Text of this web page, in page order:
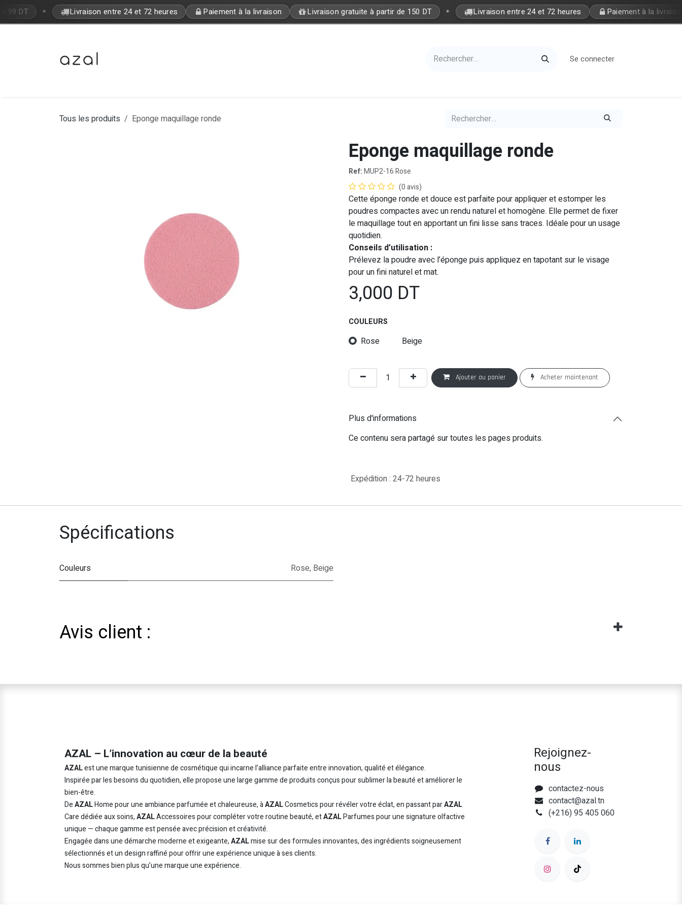
Se rendre au contenu
99 DT Livraison entre 24 et 72 heures Paiement à la livraison Livraison gratuite à partir de 150 DT Livraison entre 24 et 72 heures Paiement à la livraison
Se connecter
Tous les produits Eponge maquillage ronde
Eponge maquillage ronde
Ref:MUP2-16 Rose
(0 avis)
Cette éponge ronde et douce est parfaite pour appliquer et estomper les
poudres compactes avec un rendu naturel et homogène. Elle permet de fixer
le maquillage tout en apportant un fini lisse sans traces. Idéale pour un usage
quotidien.
Conseils d’utilisation :
Prélevez la poudre avec l’éponge puis appliquez en tapotant sur le visage
pour un fini naturel et mat.
3,000 DT
COULEURS
Rose Beige
Ajouter au panier Acheter maintenant
Plus d'informations
Ce contenu sera partagé sur toutes les pages produits.
Expédition : 24-72 heures
Spécifications
Couleurs Rose, Beige
Avis client :
Rejoignez-
nous
contactez-nous
contact@azal.tn
(+216) 95 405 060
AZAL – L’innovation au cœur de la beauté
AZALest une marque tunisienne de cosmétique qui incarne l’alliance parfaite entre innovation, qualité et élégance.
Inspirée par les besoins du quotidien, elle propose une large gamme de produits conçus pour sublimer la beauté et améliorer le
bien-être.
DeAZALHome pour une ambiance parfumée et chaleureuse, àAZALCosmetics pour révéler votre éclat, en passant parAZAL
Care dédiée aux soins,AZALAccessoires pour compléter votre routine beauté, etAZALParfumes pour une signature olfactive
unique — chaque gamme est pensée avec précision et créativité.
Engagée dans une démarche moderne et exigeante,AZALmise sur des formules innovantes, des ingrédients soigneusement
sélectionnés et un design raffiné pour offrir une expérience unique à ses clients.
Nous sommes bien plus qu’une marque une expérience.